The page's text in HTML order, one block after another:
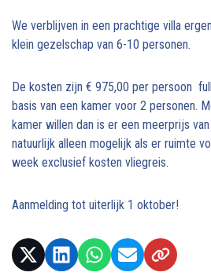
We verblijven in een prachtige villa
klein gezelschap van 6-10 personen.
De kosten zijn € 975,00 per persoon
basis van een kamer voor 2 personen.
kamer willen dan is er een meerprijs
natuurlijk alleen mogelijk als er ruimte
week exclusief kosten vliegreis.
Aanmelding tot uiterlijk 1 oktober!